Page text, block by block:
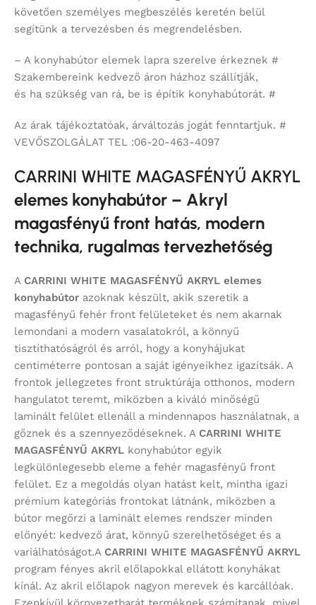
követően személyes megbeszélés keretén belül
segítünk a tervezésben és megrendelésben.
– A konyhabútor elemek lapra szerelve érkeznek #
Szakembereink kedvező áron házhoz szállítják,
és ha szükség van rá, be is építik konyhabútorát. #
Az árak tájékoztatóak, árváltozás jogát fenntartjuk. #
VEVŐSZOLGÁLAT TEL :06-20-463-4097
CARRINI WHITE MAGASFÉNYŰ AKRYL
elemes konyhabútor – Akryl
magasfényű front hatás, modern
technika, rugalmas tervezhetőség
A CARRINI WHITE MAGASFÉNYŰ AKRYL elemes
konyhabútor azoknak készült, akik szeretik a
magasfényű fehér front felületeket és nem akarnak
lemondani a modern vasalatokról, a könnyű
tisztíthatóságról és arról, hogy a konyhájukat
centiméterre pontosan a saját igényeikhez igazítsák. A
frontok jellegzetes front struktúrája otthonos, modern
hangulatot teremt, miközben a kiváló minőségű
laminált felület ellenáll a mindennapos használatnak, a
gőznek és a szennyeződéseknek. A CARRINI WHITE
MAGASFÉNYŰ AKRYL konyhabútor egyik
legkülönlegesebb eleme a fehér magasfényű front
felület. Ez a megoldás olyan hatást kelt, mintha igazi
prémium kategóriás frontokat látnánk, miközben a
bútor megőrzi a laminált elemes rendszer minden
előnyét: kedvező árat, könnyű szerelhetőséget és a
variálhatóságot.A CARRINI WHITE MAGASFÉNYŰ AKRYL
program fényes akril előlapokkal ellátott konyhákat
kínál. Az akril előlapok nagyon merevek és karcállóak.